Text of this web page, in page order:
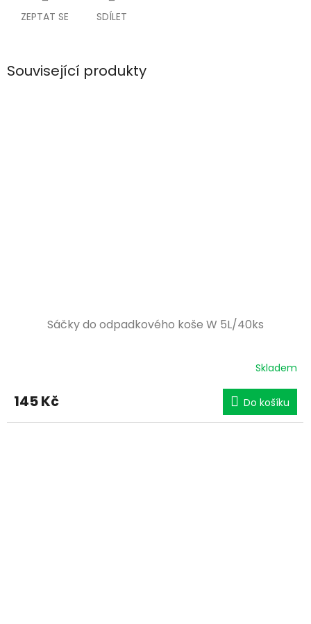
ZEPTAT SE SDÍLET
Související produkty
Sáčky do odpadkového koše W 5L/40ks
Skladem
145 Kč Do košíku